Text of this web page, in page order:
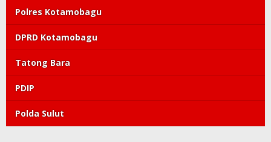
Polres Kotamobagu
DPRD Kotamobagu
Tatong Bara
PDIP
Polda Sulut